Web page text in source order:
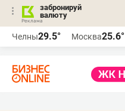
забронируй
валюту
Челны29.5° Москва25.6°